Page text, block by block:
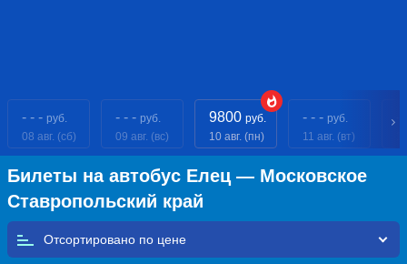
- - - руб.
08 авг. (сб)
- - - руб.
09 авг. (вс)
9800 руб.
10 авг. (пн)
- - - руб.
11 авг. (вт)
Билеты на автобус Елец — Московское
Ставропольский край
Отсортировано по